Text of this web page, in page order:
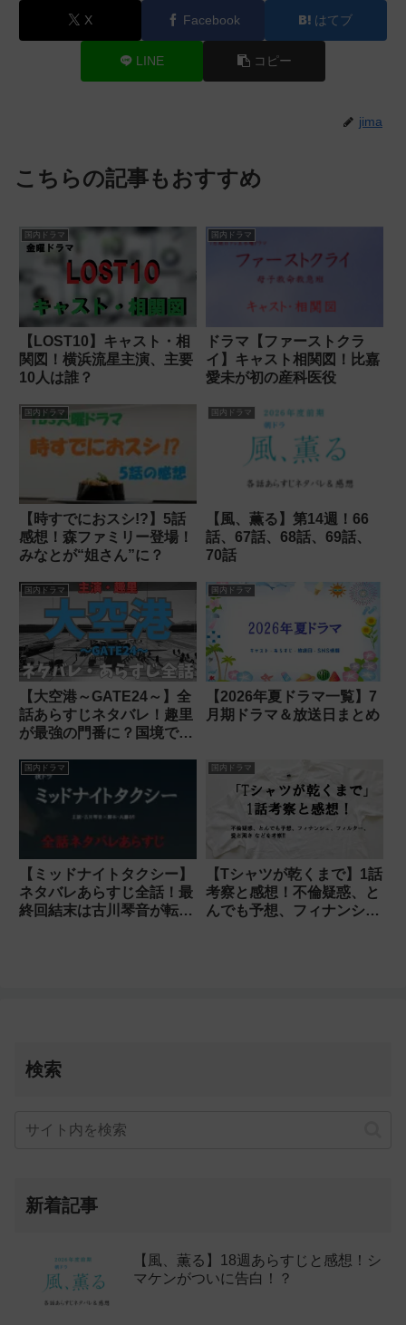
X Facebook はてブ
LINE コピー
jima
こちらの記事もおすすめ
国内ドラマ
【LOST10】キャスト・相
関図！横浜流星主演、主要
10人は誰？
国内ドラマ
ドラマ【ファーストクラ
イ】キャスト相関図！比嘉
愛未が初の産科医役
国内ドラマ
【時すでにおスシ!?】5話
感想！森ファミリー登場！
みなとが“姐さん”に？
国内ドラマ
【風、薫る】第14週！66
話、67話、68話、69話、
70話
国内ドラマ
【大空港～GATE24～】全
話あらすじネタバレ！趣里
が最強の門番に？国境で日
国内ドラマ
【2026年夏ドラマ一覧】7
月期ドラマ＆放送日まとめ
国内ドラマ
【ミッドナイトタクシー】
ネタバレあらすじ全話！最
終回結末は古川琴音が転
国内ドラマ
【Tシャツが乾くまで】1話
考察と感想！不倫疑惑、と
んでも予想、フィナンシ
検索
新着記事
【風、薫る】18週あらすじと感想！シ
マケンがついに告白！？